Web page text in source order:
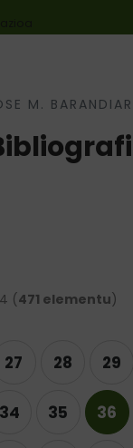
contenido
M.
(471 elementu)
27 28 29
34 35 36